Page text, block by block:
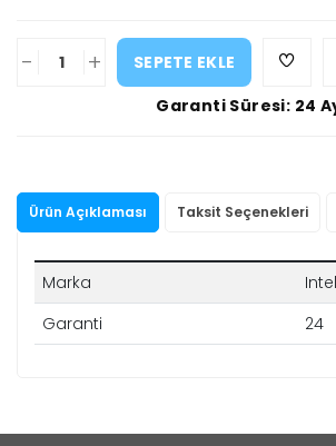
- +
SEPETE EKLE
Garanti Süresi: 24
Ürün Açıklaması Taksit Seçenekleri
Marka
Intel
Garanti
24